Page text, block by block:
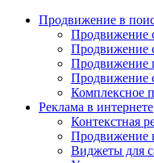
Продвижение в
Продвижение
Продвижение
Продвижение
Продвижение
Комплексное
Реклама в интернете
Контекстная
Продвижение
Виджеты для